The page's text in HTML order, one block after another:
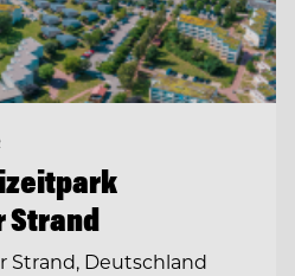
Strand
Strand, Deutschland